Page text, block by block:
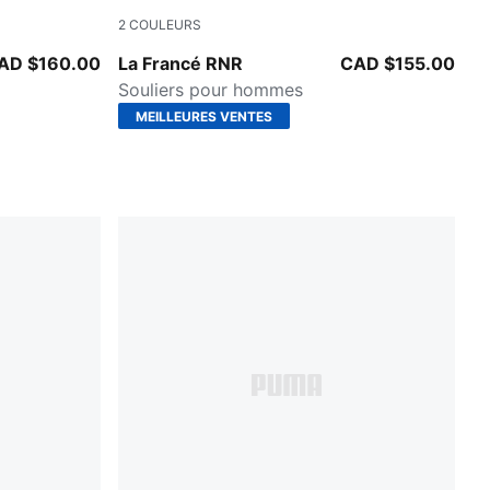
$160.00
2 COULEURS
La Francé RNR
Dark Amethyst-Intense Lavender
Souliers pour hommes
CAD $155.00
MEILLEURES VENTES